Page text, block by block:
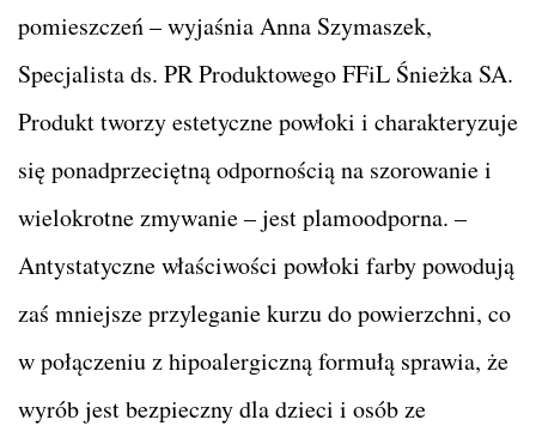
pomieszczeń – wyjaśnia Anna Szymaszek,
Specjalista ds. PR Produktowego FFiL Śnieżka SA.
Produkt tworzy estetyczne powłoki i charakteryzuje
się ponadprzeciętną odpornością na szorowanie i
wielokrotne zmywanie – jest plamoodporna. –
Antystatyczne właściwości powłoki farby powodują
zaś mniejsze przyleganie kurzu do powierzchni, co
w połączeniu z hipoalergiczną formułą sprawia, że
wyrób jest bezpieczny dla dzieci i osób ze